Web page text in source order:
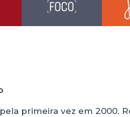
primeira vez em 2000.